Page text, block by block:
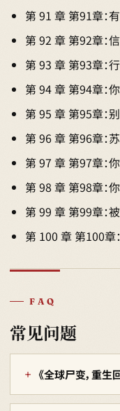
第 91 章 第91章：
第 92 章 第92章：
第 93 章 第93章：
第 94 章 第94章：
第 95 章 第95章：
第 96 章 第96章：
第 97 章 第97章：
第 98 章 第98章：
第 99 章 第99章：
第 100 章 第100章
FAQ
常见问题
《全球尸变，重生